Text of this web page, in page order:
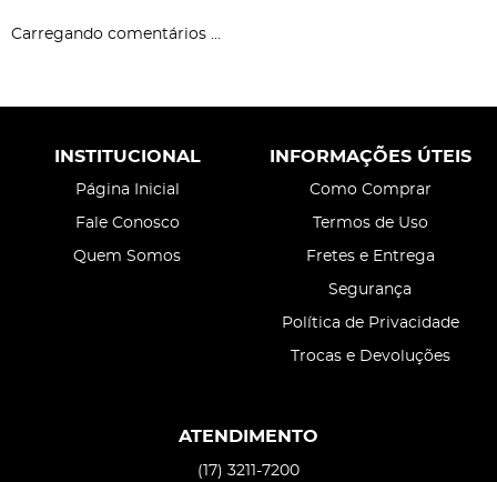
Carregando comentários ...
INSTITUCIONAL
Página Inicial
Fale Conosco
Quem Somos
INFORMAÇÕES ÚTEIS
Como Comprar
Termos de Uso
Fretes e Entrega
Segurança
Política de Privacidade
Trocas e Devoluções
ATENDIMENTO
(17) 3211-7200